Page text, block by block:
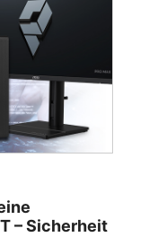
– Sicherheit